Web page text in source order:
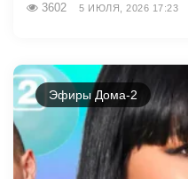
3602 5 ИЮЛЯ, 2026 17:23
Эфиры Дома-2